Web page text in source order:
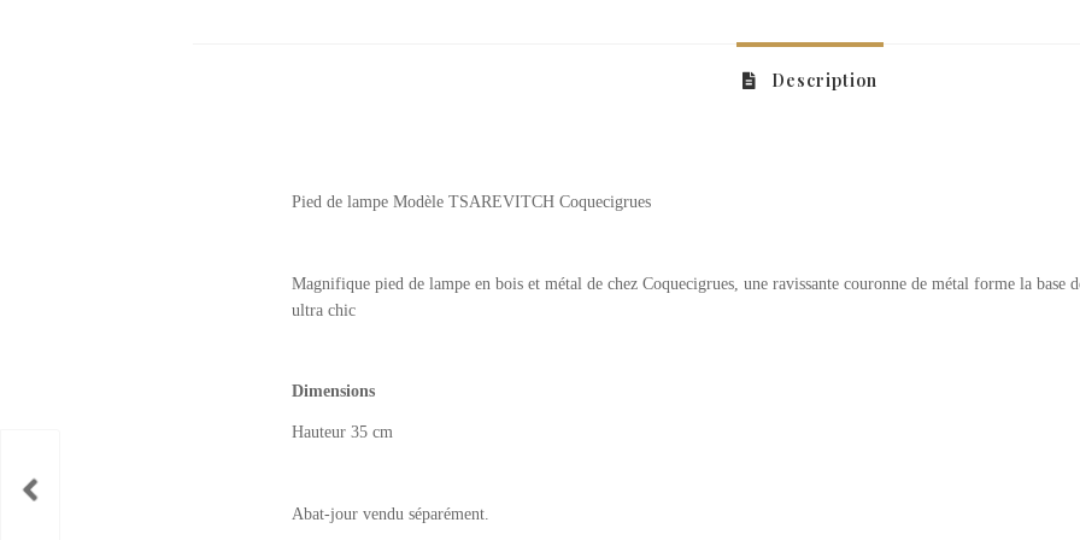
Description
Pied de lampe Modèle TSAREVITCH Coquecigrues
Magnifique pied de lampe en bois et métal de chez Coquecigrues, une ravissante couronne de métal forme la base
ultra chic
Dimensions
Hauteur 35 cm
Abat-jour vendu séparément.